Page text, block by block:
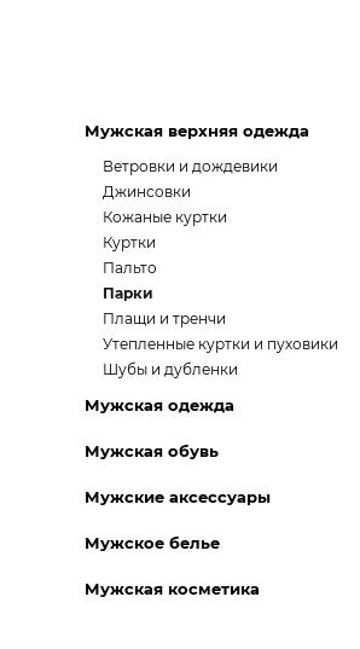
Мужская верхняя одежда
Ветровки и дождевики
Джинсовки
Кожаные куртки
Куртки
Пальто
Парки
Плащи и тренчи
Утепленные куртки и пуховики
Шубы и дубленки
Мужская одежда
Мужская обувь
Мужские аксессуары
Мужское белье
Мужская косметика